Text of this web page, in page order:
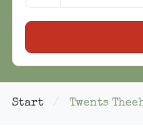
Start Twents